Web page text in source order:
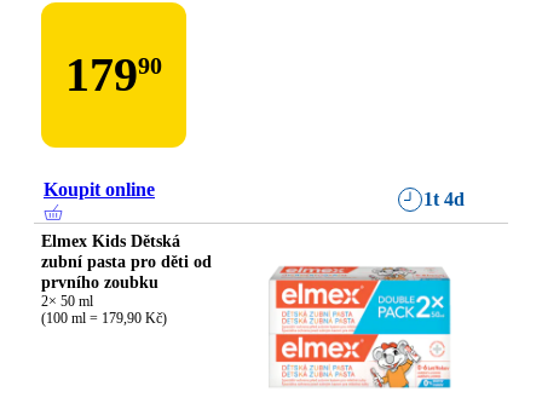
17990
Koupit online 1t 4d
Elmex Kids Dětská
zubní pasta pro děti od
prvního zoubku
2× 50 ml
(100 ml = 179,90 Kč)